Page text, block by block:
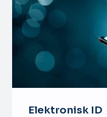
Elektronisk ID